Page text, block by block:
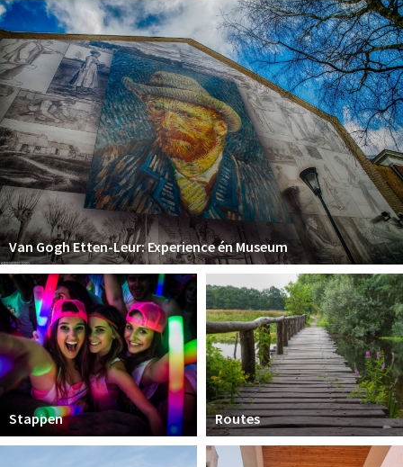
Van Gogh Etten-Leur: Experience én Museum
Stappen Routes